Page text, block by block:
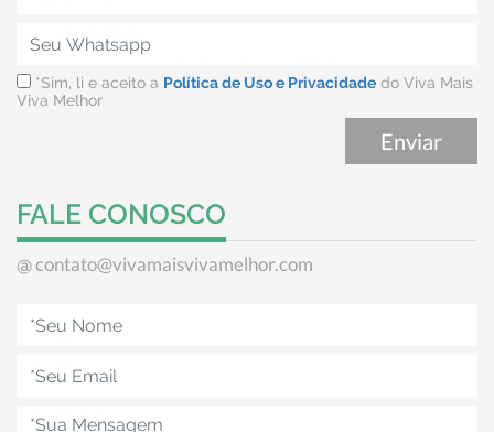
*Sim, li e aceito a Política de Uso e Privacidade do Viva Mais
Viva Melhor
FALE CONOSCO
@contato@vivamaisvivamelhor.com